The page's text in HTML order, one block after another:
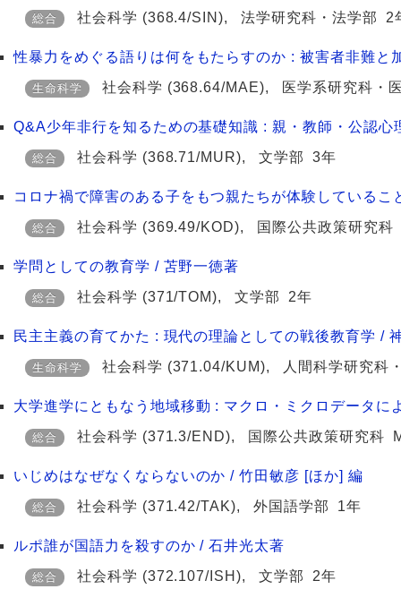
総合 社会科学 (368.4/SIN),法学研究科・法学部 2
性暴力をめぐる語りは何をもたらすのか : 被害者非難と
生命科学 社会科学 (368.64/MAE), 医学系研究科・
Q&A少年非行を知るための基礎知識 : 親・教師・公認
総合 社会科学 (368.71/MUR),文学部 3年
コロナ禍で障害のある子をもつ親たちが体験しているこ
総合 社会科学 (369.49/KOD), 国際公共政策研究科
学問としての教育学 / 苫野一徳著
総合 社会科学 (371/TOM),文学部 2年
民主主義の育てかた : 現代の理論としての戦後教育学 /
生命科学 社会科学 (371.04/KUM), 人間科学研究科
大学進学にともなう地域移動 : マクロ・ミクロデータに
総合 社会科学 (371.3/END), 国際公共政策研究科
いじめはなぜなくならないのか / 竹田敏彦 [ほか] 編
総合 社会科学 (371.42/TAK),外国語学部 1年
ルポ誰が国語力を殺すのか / 石井光太著
総合 社会科学 (372.107/ISH),文学部 2年